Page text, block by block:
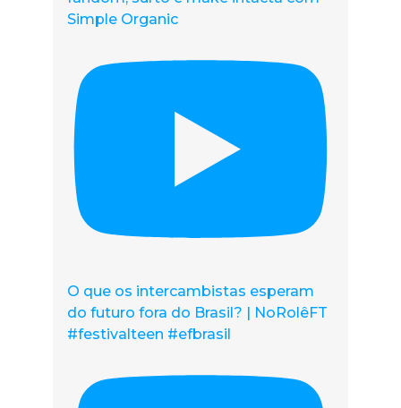
Simple Organic
O que os intercambistas esperam
do futuro fora do Brasil? | NoRolêFT
#festivalteen #efbrasil